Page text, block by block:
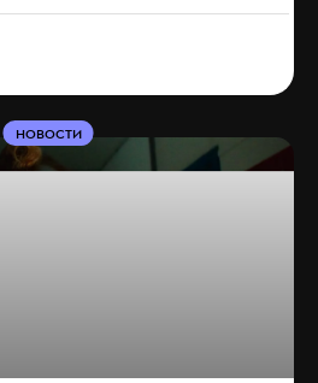
НОВОСТИ